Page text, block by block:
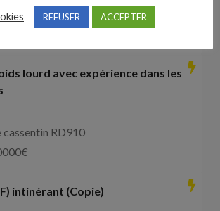
lourd avec expérience dans les
cassentin RD910
€
intinérant (Copie)
REFUSER ACCEPTER